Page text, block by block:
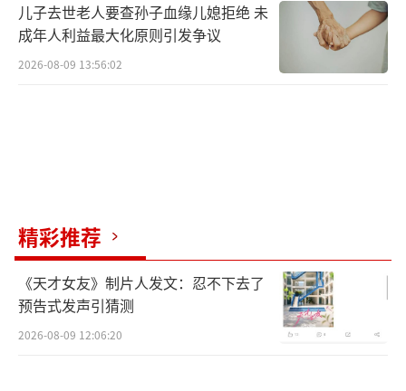
儿子去世老人要查孙子血缘儿媳拒绝 未
成年人利益最大化原则引发争议
2026-08-09 13:56:02
精彩推荐
《天才女友》制片人发文：忍不下去了
预告式发声引猜测
2026-08-09 12:06:20